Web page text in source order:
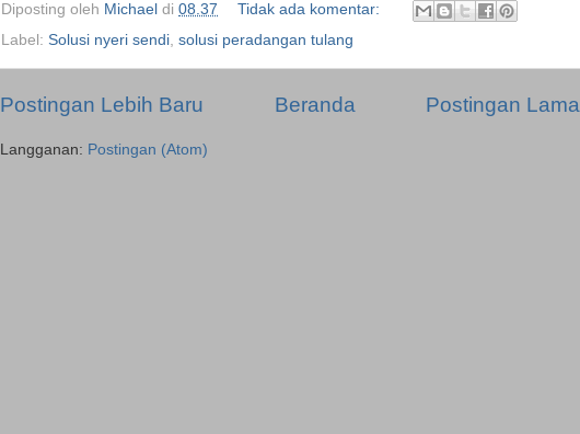
Diposting oleh Michael di 08.37
Tidak ada komentar:
Label: Solusi nyeri sendi solusi peradangan tulang
Postingan Lebih Baru Postingan Lama
Beranda
Langganan: Postingan (Atom)